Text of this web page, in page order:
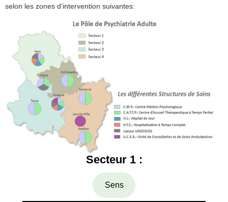
selon les zones d’intervention suivantes:
Secteur 1 :
Sens